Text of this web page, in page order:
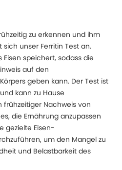
zu erkennen und ihm
unser Ferritin Test an.
Eisen speichert, sodass die
auf den
geben kann. Der Test ist
kann zu Hause
frühzeitiger Nachweis von
die Ernährung anzupassen
gezielte Eisen-
um den Mangel zu
und Belastbarkeit des